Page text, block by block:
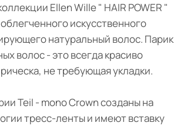
Ellen Wille " HAIR POWER "
искусственного
натуральный волос. Парик
волос - это всегда красиво
не требующая укладки.
Teil - mono Crown созданы на
тресс-ленты и имеют вставку